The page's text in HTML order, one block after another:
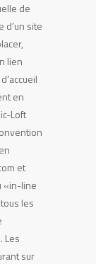
de
d’un site
lien
en
Loft
et
«in-line
les
Les
sur